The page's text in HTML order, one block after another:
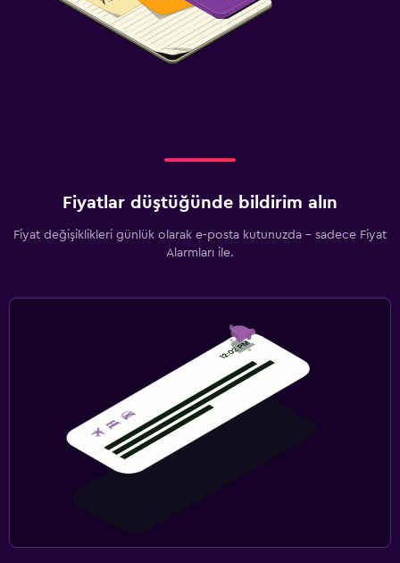
Fiyatlar düştüğünde bildirim alın
Fiyat değişiklikleri günlük olarak e-posta kutunuzda - sadece Fiyat
Alarmları ile.